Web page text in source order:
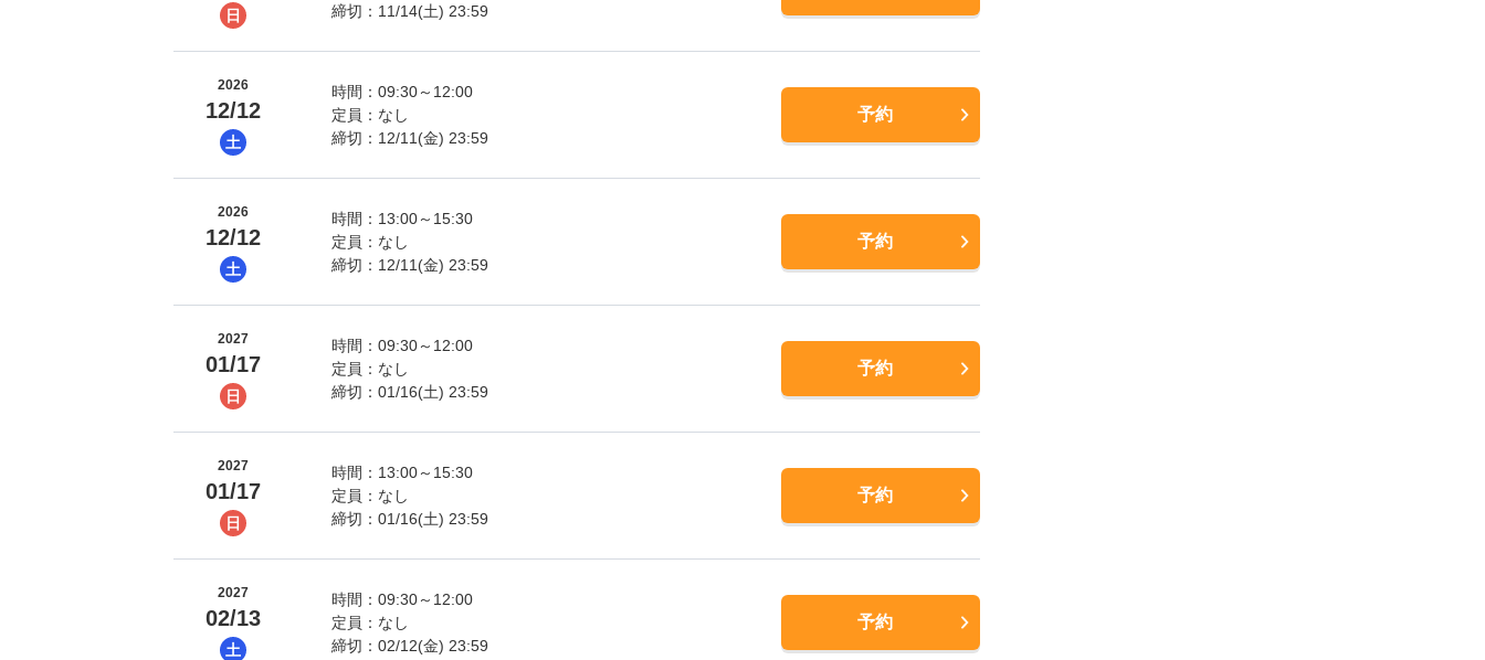
日
締切：11/14(土) 23:59
2026
12/12
土
時間：09:30～12:00
定員：なし
締切：12/11(金) 23:59
予約
2026
12/12
土
時間：13:00～15:30
定員：なし
締切：12/11(金) 23:59
予約
2027
01/17
日
時間：09:30～12:00
定員：なし
締切：01/16(土) 23:59
予約
2027
01/17
日
時間：13:00～15:30
定員：なし
締切：01/16(土) 23:59
予約
2027
02/13
土
時間：09:30～12:00
定員：なし
締切：02/12(金) 23:59
予約